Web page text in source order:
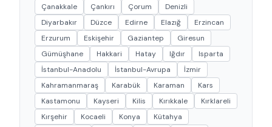
Çanakkale
Çankırı Çorum
Denizli
Diyarbakır
Düzce Edirne Elazığ
Erzincan
Erzurum
Eskişehir Gaziantep
Giresun
Gümüşhane
Hakkari Hatay Iğdır
Isparta
İstanbul-Anadolu
İstanbul-Avrupa
İzmir
Kahramanmaraş
Karabük Karaman
Kars
Kastamonu
Kayseri Kilis Kırıkkale
Kırklareli
Kırşehir
Kocaeli Konya
Kütahya